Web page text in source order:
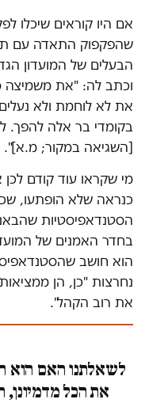
אם היו קוראים שיכלו
שהפקפוק התאדה עם
הבעלים של המועדון
את לא לוחמת ולא
בקומדי בר אלה להפך.
[השגיאה במקור; מ.א]".
מי שקראו עוד קודם
כנראה שלא הופתעו,
הסטנדאפיסטיות
בחדר האמנים של
הוא חושב
נחרצות "כן, הן
את רוב הקהל".
לשאלתנו האם הוא
את הכל מדמיונן,